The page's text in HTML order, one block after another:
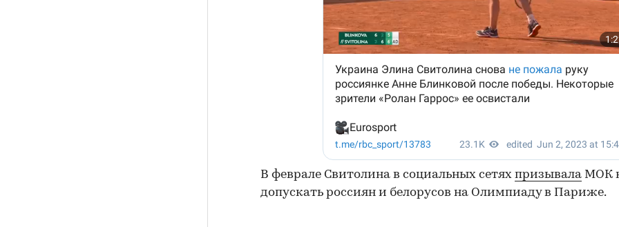
В феврале Свитолина в социальных сетях призывала МОК
допускать россиян и белорусов на Олимпиаду в Париже.